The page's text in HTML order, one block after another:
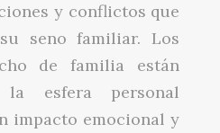
y conflictos que
seno familiar. Los
de familia están
esfera personal
impacto emocional y